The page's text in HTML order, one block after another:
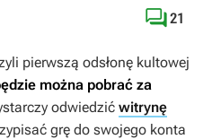
21
pierwszą odsłonę kultowej
można pobrać za
odwiedzić witrynę
grę do swojego konta